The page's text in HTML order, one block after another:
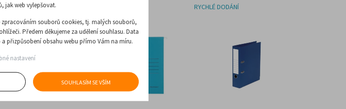
RYCHLÉ DODÁNÍ
jak web vylepšovat.
souborů cookies, tj. malých souborů,
Předem děkujeme za udělení souhlasu. Data
a přizpůsobení obsahu webu přímo Vám na míru.
nastavení
SOUHLASÍM SE VŠÍM